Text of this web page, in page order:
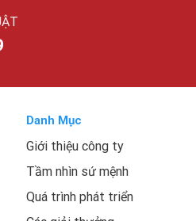
Danh Mục
Giới thiệu công ty
Tầm nhìn sứ mệnh
Quá trình phát triển